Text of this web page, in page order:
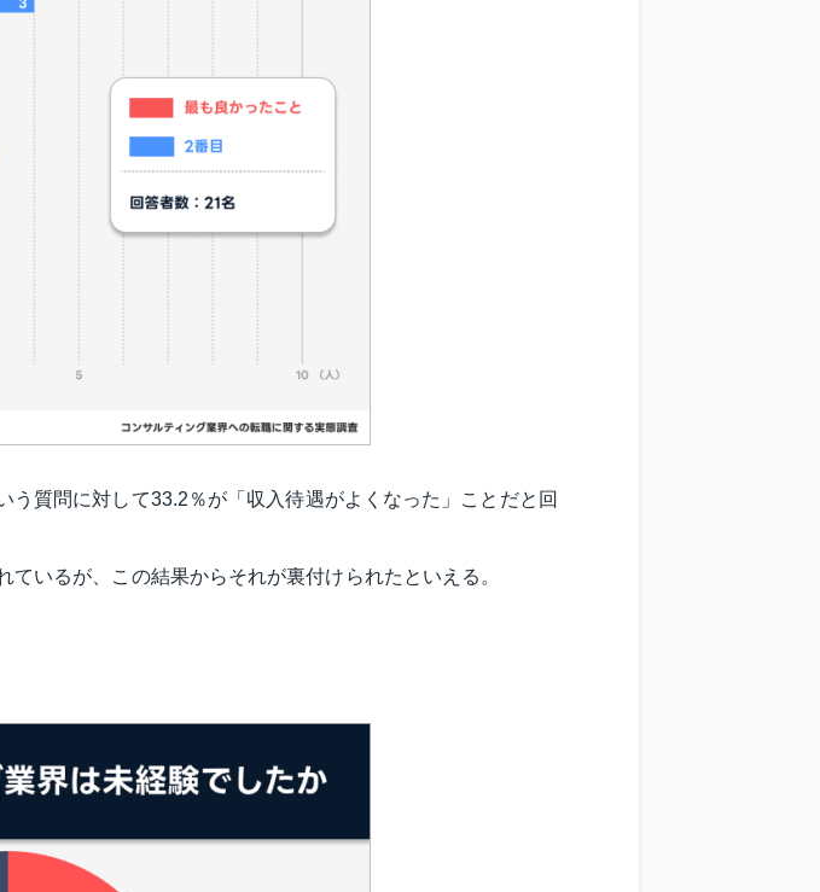
う質問に対して33.2％が「収入待遇がよくなった」ことだと回
いるが、この結果からそれが裏付けられたといえる。